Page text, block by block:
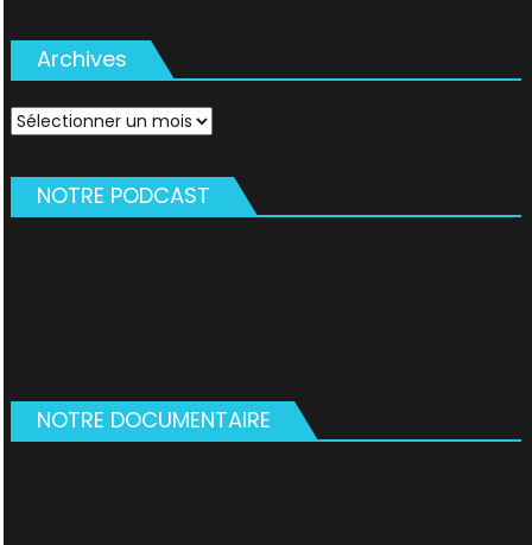
Archives
Archives
NOTRE PODCAST
NOTRE DOCUMENTAIRE